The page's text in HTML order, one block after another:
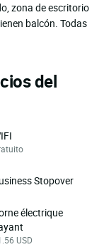
zona de escritorio
balcón. Todas
del
Stopover
électrique
USD